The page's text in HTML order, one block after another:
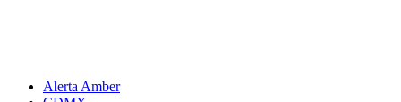
Alerta Amber